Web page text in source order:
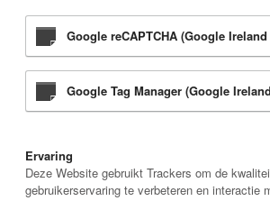
Google reCAPTCHA (Google
Google Tag Manager (Google
Ervaring
Deze Website gebruikt Trackers om de
gebruikerservaring te verbeteren en interactie